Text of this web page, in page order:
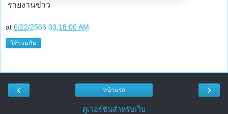
รายงานข่าว
at 6/22/2566 03:18:00 AM
ใช้ร่วมกัน
‹ ›
หน้าแรก
ดูเวอร์ชันสำหรับเว็บ